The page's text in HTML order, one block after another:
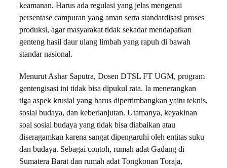
keamanan. Harus ada regulasi yang jelas mengenai
persentase campuran yang aman serta standardisasi proses
produksi, agar masyarakat tidak sekadar mendapatkan
genteng hasil daur ulang limbah yang rapuh di bawah
standar nasional.
Menurut Ashar Saputra, Dosen DTSL FT UGM, program
gentengisasi ini tidak bisa dipukul rata. Ia menerangkan
tiga aspek krusial yang harus dipertimbangkan yaitu teknis,
sosial budaya, dan keberlanjutan. Utamanya, keyakinan
soal sosial budaya yang tidak bisa diabaikan atau
diseragamkan karena sangat dipengaruhi oleh entitas suku
dan budaya. Sebagai contoh, rumah adat Gadang di
Sumatera Barat dan rumah adat Tongkonan Toraja,